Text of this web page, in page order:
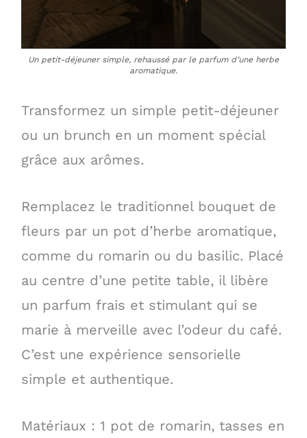
Un petit-déjeuner simple, rehaussé par le parfum d’une herbe
aromatique.
Transformez un simple petit-déjeuner
ou un brunch en un moment spécial
grâce aux arômes.
Remplacez le traditionnel bouquet de
fleurs par un pot d’herbe aromatique,
comme du romarin ou du basilic. Placé
au centre d’une petite table, il libère
un parfum frais et stimulant qui se
marie à merveille avec l’odeur du café.
C’est une expérience sensorielle
simple et authentique.
Matériaux : 1 pot de romarin, tasses en